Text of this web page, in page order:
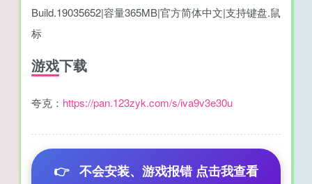
Build.19035652|容量365MB|官方简体中文|支持键盘.鼠
标
游戏下载
夸克： https://pan.123zyk.com/s/iva9v3e30u
👉 不会安装、游戏报错 点击我查看